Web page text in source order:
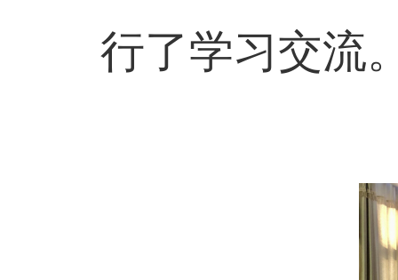
行了学习交流